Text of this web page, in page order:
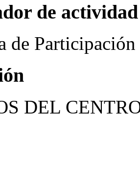
de actividad
de
DEL